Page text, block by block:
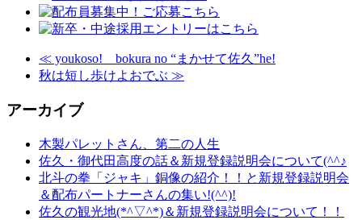
≪ youkoso! bokura no “まかせて佐久”he!
秋は短し歩けよおでぶ ≫
アーカイブ
木製パレットさん、第二の人生
佐久・御代田高度の話＆新規登録説明会について(^^♪
北斗の拳「ジャキ」銅像の紹介！！と新規登録説明会
＆配布パートナーさんの集い!(^^)!
佐久の観光地(*^▽^*)＆新規登録説明会について！！